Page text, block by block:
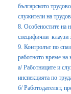
българското
служители на
8. Особеностите на
специфични клаузи
9. Контролът по
работното време на
а/ Работниците и
инспекцията по
б/ Работодателят,